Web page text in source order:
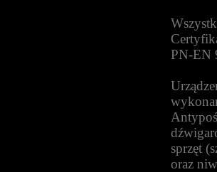
PN-EN
sprzęt
oraz